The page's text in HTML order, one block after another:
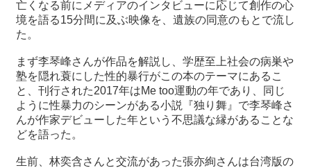
台
湾
の
関
連
リ
ン
亡くなる前にメディアのインタビューに応じて創作の心
境を語る15分間に及ぶ映像を、遺族の同意のもとで流し
た。
まず李琴峰さんが作品を解説し、学歴至上社会の病巣や
塾を隠れ蓑にした性的暴行がこの本のテーマにあるこ
と、刊行された2017年はMe too運動の年であり、同じ
ように性暴力のシーンがある小説『独り舞』で李琴峰さ
んが作家デビューした年という不思議な縁があることな
どを語った。
生前、林奕含さんと交流があった張亦絢さんは台湾版の